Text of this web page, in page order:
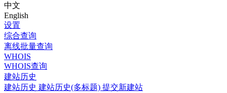
中文
English
设置
综合查询
离线批量查询
WHOIS
WHOIS查询
建站历史
建站历史 建站历史(多标题) 提交新建站